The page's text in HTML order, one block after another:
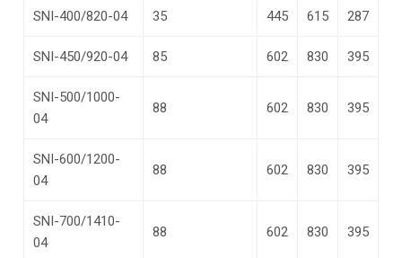
SNI-400/820-04 35 445 615 287
SNI-450/920-04 85 602 830 395
SNI-500/1000-
04
88 602 830 395
SNI-600/1200-
04
88 602 830 395
SNI-700/1410-
04
88 602 830 395